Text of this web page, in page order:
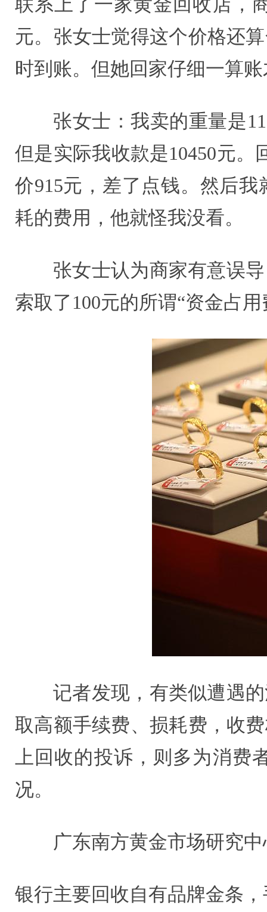
元。张女士觉得这个价格还
时到账。但她回家仔细一算
张女士：我卖的重量是
但是实际我收款是10450元
价915元，差了点钱。然后
耗的费用，他就怪我没看。
张女士认为商家有意误
索取了100元的所谓“资金占用
记者发现，有类似遭遇
取高额手续费、损耗费，收
上回收的投诉，则多为消
况。
广东南方黄金市场研究
银行主要回收自有品牌金条